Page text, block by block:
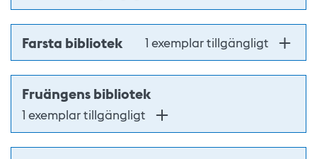
Farsta bibliotek 1 exemplar tillgängligt
Fruängens bibliotek
1 exemplar tillgängligt